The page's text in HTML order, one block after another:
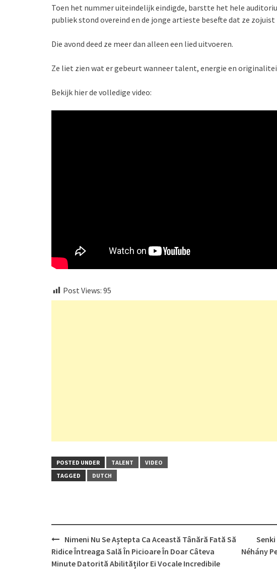
Toen het nummer uiteindelijk eindigde, barstte het hele
publiek stond overeind en de jonge artieste besefte dat ze
Die avond deed ze meer dan alleen een lied uitvoeren.
Ze liet zien wat er gebeurt wanneer talent, energie en
Bekijk hier de volledige video:
Post Views: 95
POSTED UNDER TALENT
VIDEO
TAGGED
DUTCH
Post
navigation
Nimeni Nu Se Aștepta Ca Această Tânără Fată Să
Ridice Întreaga Sală În Picioare În Doar Câteva
Minute Datorită Abilităților Ei Vocale Incredibile
Néhány